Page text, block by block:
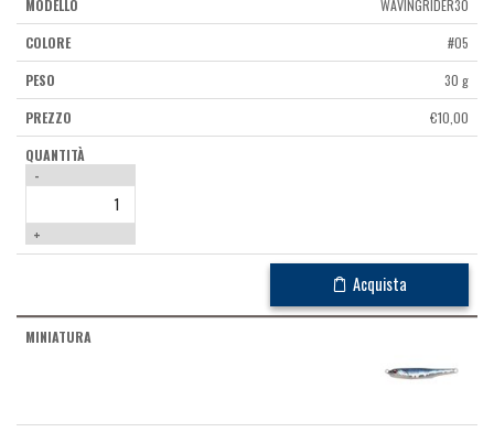
WAVINGRIDER30
#05
30 g
€10,00
-
+
Acquista